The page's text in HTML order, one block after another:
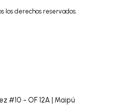
los derechos reservados.
#10 - OF 12A | Maipú